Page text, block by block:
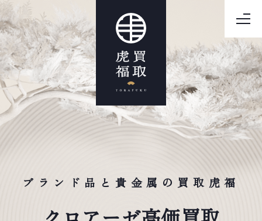
ブランド品と貴金属の買取虎福